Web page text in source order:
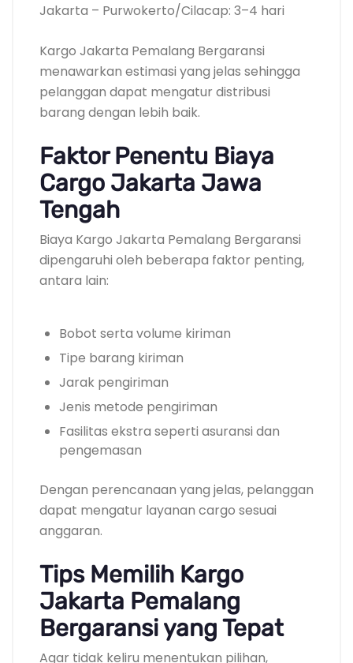
Jakarta – Purwokerto/Cilacap: 3–4 hari
Kargo Jakarta Pemalang Bergaransi
menawarkan estimasi yang jelas sehingga
pelanggan dapat mengatur distribusi
barang dengan lebih baik.
Faktor Penentu Biaya
Cargo Jakarta Jawa
Tengah
Biaya Kargo Jakarta Pemalang Bergaransi
dipengaruhi oleh beberapa faktor penting,
antara lain:
Bobot serta volume kiriman
Tipe barang kiriman
Jarak pengiriman
Jenis metode pengiriman
Fasilitas ekstra seperti asuransi dan
pengemasan
Dengan perencanaan yang jelas, pelanggan
dapat mengatur layanan cargo sesuai
anggaran.
Tips Memilih Kargo
Jakarta Pemalang
Bergaransi yang Tepat
Agar tidak keliru menentukan pilihan,